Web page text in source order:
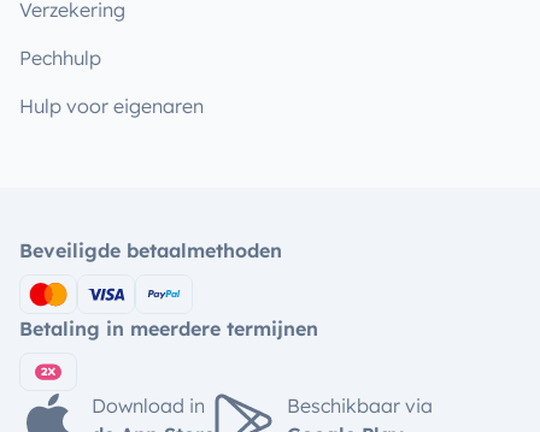
Verzekering
Pechhulp
Hulp voor eigenaren
Beveiligde betaalmethoden
Betaling in meerdere termijnen
Download in
Beschikbaar via